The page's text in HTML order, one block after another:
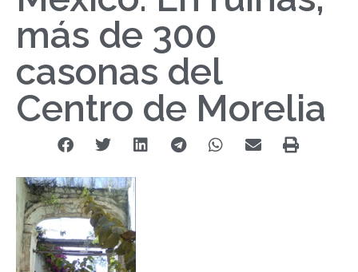
más de 300
casonas del
Centro de Morelia